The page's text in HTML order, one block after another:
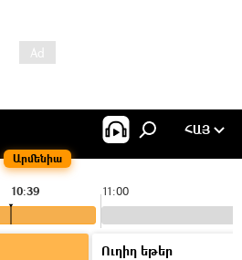
Արմենիա
ՀԱՅ
11:00
10:39
Ուղիղ եթեր